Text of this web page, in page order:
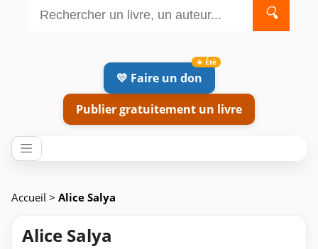
🔍
💛 Faire un don
Publier gratuitement un livre
Accueil > Alice Salya
Alice Salya